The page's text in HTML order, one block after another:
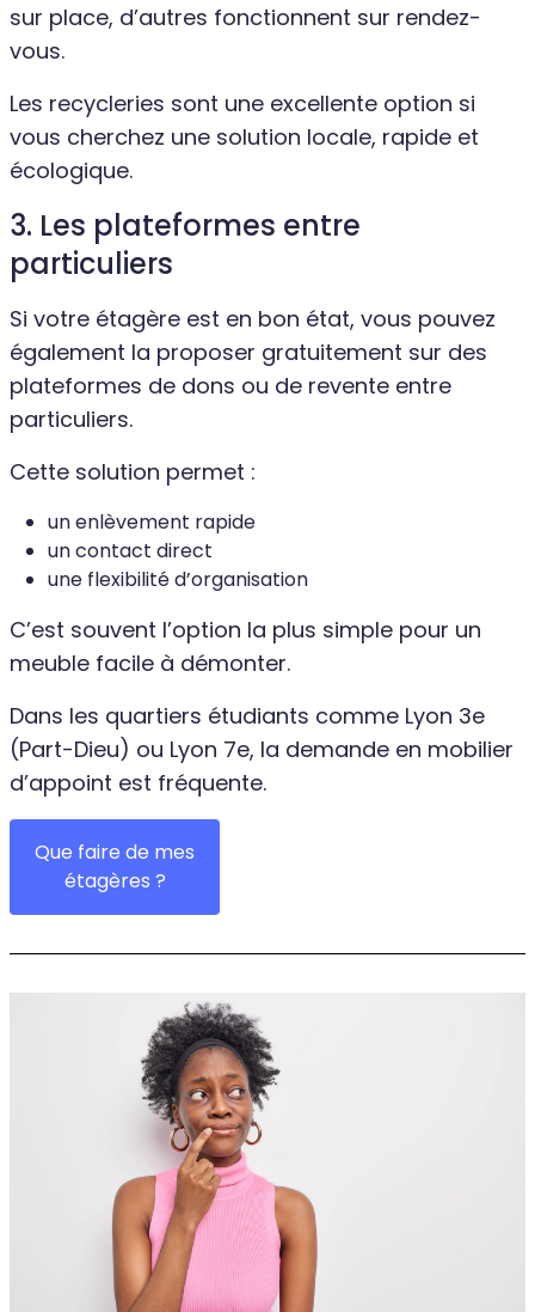
sur place, d’autres fonctionnent sur rendez-
vous.
Les recycleries sont une excellente option si
vous cherchez une solution locale, rapide et
écologique.
3. Les plateformes entre
particuliers
Si votre étagère est en bon état, vous pouvez
également la proposer gratuitement sur des
plateformes de dons ou de revente entre
particuliers.
Cette solution permet :
un enlèvement rapide
un contact direct
une flexibilité d’organisation
C’est souvent l’option la plus simple pour un
meuble facile à démonter.
Dans les quartiers étudiants comme Lyon 3e
(Part-Dieu) ou Lyon 7e, la demande en mobilier
d’appoint est fréquente.
Que faire de mes
étagères ?